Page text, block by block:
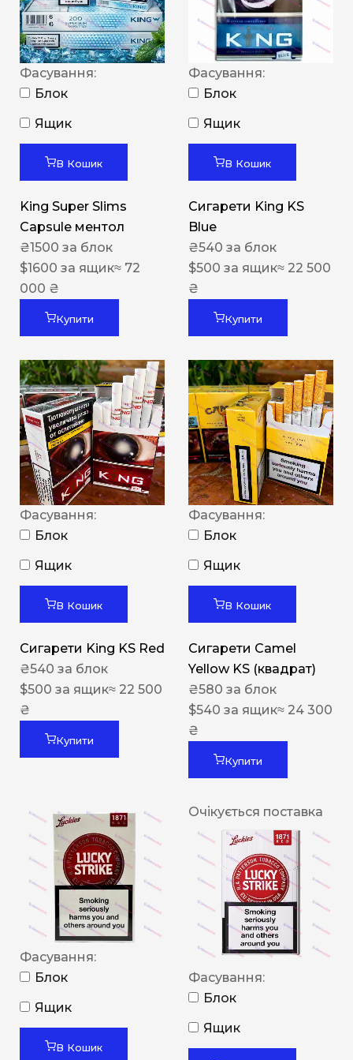
Фасування:
Блок
Ящик
В Кошик
King Super Slims
Capsule ментол
₴1500 за блок
$1600 за ящик≈ 72
000 ₴
Купити
Фасування:
Блок
Ящик
В Кошик
Сигарети King KS
Blue
₴540 за блок
$500 за ящик≈ 22 500
₴
Купити
Фасування:
Блок
Ящик
В Кошик
Сигарети King KS Red
₴540 за блок
$500 за ящик≈ 22 500
₴
Купити
Фасування:
Блок
Ящик
В Кошик
Сигарети Camel
Yellow KS (квадрат)
₴580 за блок
$540 за ящик≈ 24 300
₴
Купити
Фасування:
Блок
Ящик
В Кошик
Очікується поставка
Фасування:
Блок
Ящик